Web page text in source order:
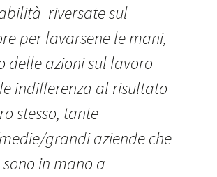
riversate sul
per lavarsene le mani,
delle azioni sul lavoro
indifferenza al risultato
stesso, tante
grandi aziende che
in mano a